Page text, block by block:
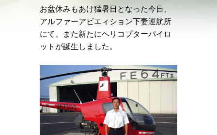
お盆休みもあけ猛暑日となった今日、
アルファーアビエィション下妻運航所
にて、また新たにヘリコプターパイロ
ットが誕生しました。